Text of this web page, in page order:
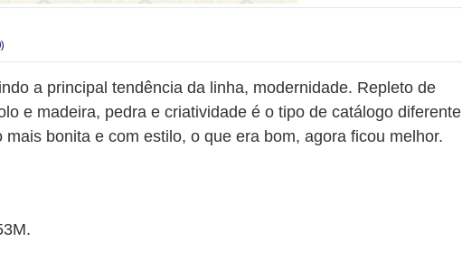
a principal tendência da linha, modernidade. Repleto de
e madeira, pedra e criatividade é o tipo de catálogo diferente
bonita e com estilo, o que era bom, agora ficou melhor.